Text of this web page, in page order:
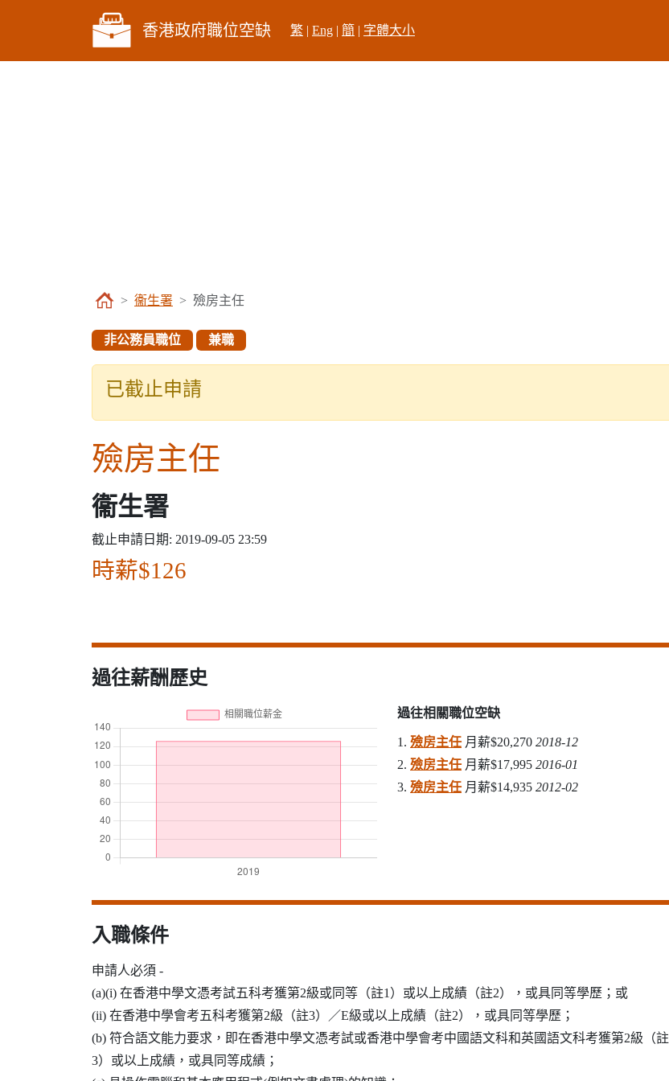
香港政府職位空缺 繁 | Eng | 簡 | 字體大小
衞生署 殮房主任
非公務員職位 兼職
已截止申請
殮房主任
衞生署
截止申請日期: 2019-09-05 23:59
時薪$126
過往薪酬歷史
過往相關職位空缺
1. 殮房主任 月薪$20,270 2018-12
2. 殮房主任 月薪$17,995 2016-01
3. 殮房主任 月薪$14,935 2012-02
入職條件
申請人必須 -
(a)(i) 在香港中學文憑考試五科考獲第2級或同等（註1）或以上成績（註2），或具同等學歷；或
(ii) 在香港中學會考五科考獲第2級（註3）／E級或以上成績（註2），或具同等學歷；
(b) 符合語文能力要求，即在香港中學文憑考試或香港中學會考中國語文科和英國語文科考獲第2級（註
3）或以上成績，或具同等成績；